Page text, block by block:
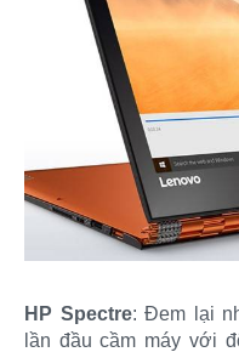
HP Spectre: Đem lại
lần đầu cầm máy với